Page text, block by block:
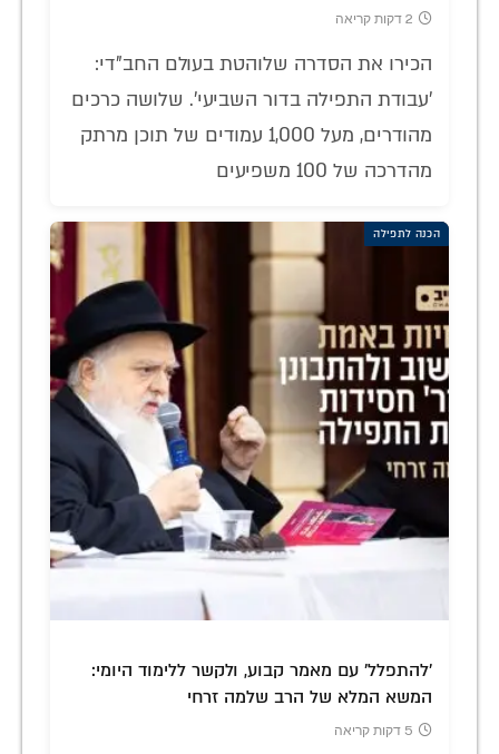
2 דקות קריאה
הכירו את הסדרה שלוהטת בעולם החב"די:
'עבודת התפילה בדור השביעי'. שלושה כרכים
מהודרים, מעל 1,000 עמודים של תוכן מרתק
מהדרכה של 100 משפיעים
הכנה לתפילה
'להתפלל' עם מאמר קבוע, ולקשר ללימוד היומי:
המשא המלא של הרב שלמה זרחי
5 דקות קריאה